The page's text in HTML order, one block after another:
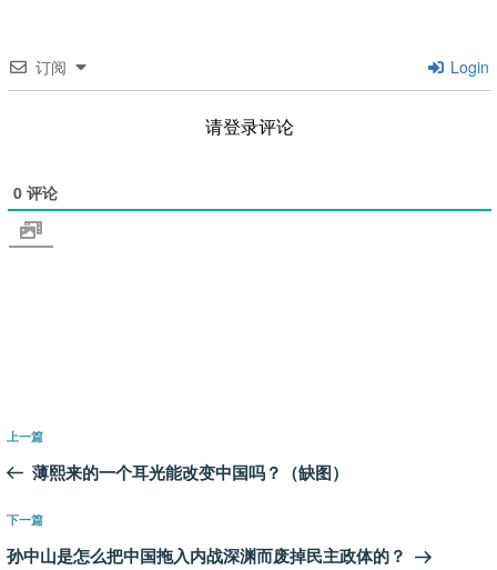
订阅 Login
请登录评论
0 评论
文
导
航
上
一
文
章
上一篇
薄熙来的一个耳光能改变中国吗？（缺图）
下
一
下一篇
孙中山是怎么把中国拖入内战深渊而废掉民主政体的？